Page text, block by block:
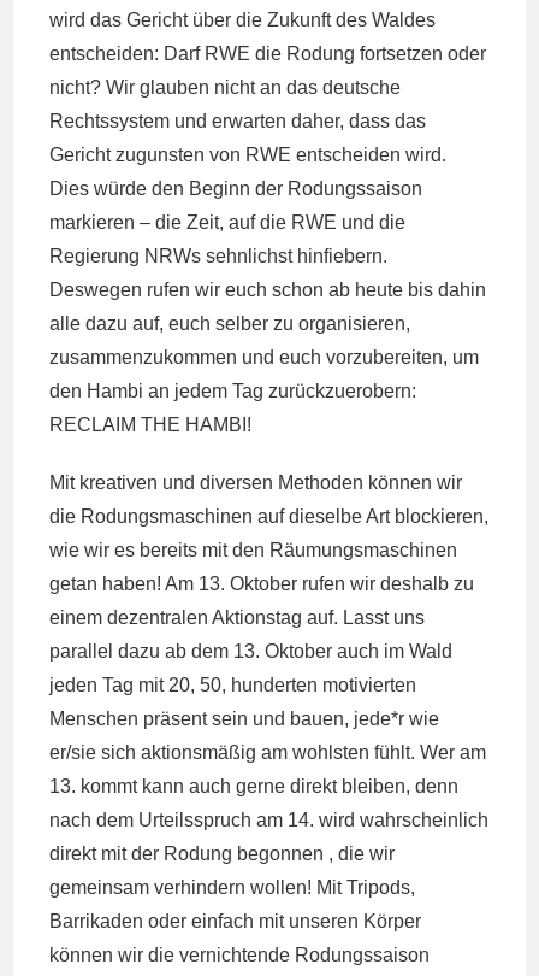
wird das Gericht über die Zukunft des Waldes
entscheiden: Darf RWE die Rodung fortsetzen oder
nicht? Wir glauben nicht an das deutsche
Rechtssystem und erwarten daher, dass das
Gericht zugunsten von RWE entscheiden wird.
Dies würde den Beginn der Rodungssaison
markieren – die Zeit, auf die RWE und die
Regierung NRWs sehnlichst hinfiebern.
Deswegen rufen wir euch schon ab heute bis dahin
alle dazu auf, euch selber zu organisieren,
zusammenzukommen und euch vorzubereiten, um
den Hambi an jedem Tag zurückzuerobern:
RECLAIM THE HAMBI!
Mit kreativen und diversen Methoden können wir
die Rodungsmaschinen auf dieselbe Art blockieren,
wie wir es bereits mit den Räumungsmaschinen
getan haben! Am 13. Oktober rufen wir deshalb zu
einem dezentralen Aktionstag auf. Lasst uns
parallel dazu ab dem 13. Oktober auch im Wald
jeden Tag mit 20, 50, hunderten motivierten
Menschen präsent sein und bauen, jede*r wie
er/sie sich aktionsmäßig am wohlsten fühlt. Wer am
13. kommt kann auch gerne direkt bleiben, denn
nach dem Urteilsspruch am 14. wird wahrscheinlich
direkt mit der Rodung begonnen , die wir
gemeinsam verhindern wollen! Mit Tripods,
Barrikaden oder einfach mit unseren Körper
können wir die vernichtende Rodungssaison